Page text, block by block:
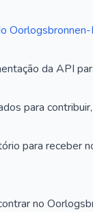
da API
para
para receber
no